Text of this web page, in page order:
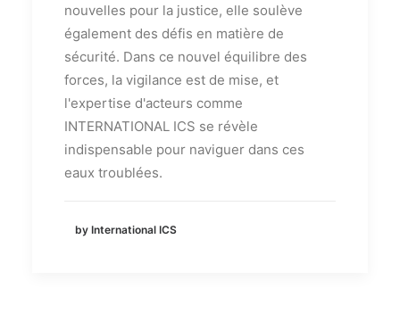
nouvelles pour la justice, elle soulève
également des défis en matière de
sécurité. Dans ce nouvel équilibre des
forces, la vigilance est de mise, et
l'expertise d'acteurs comme
INTERNATIONAL ICS se révèle
indispensable pour naviguer dans ces
eaux troublées.
by International ICS